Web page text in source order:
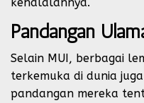
Pandangan
Selain MUI, berbagai
terkemuka di dunia
pandangan mereka